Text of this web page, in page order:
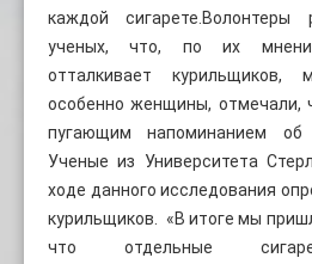
каждой сигарете.Волонтеры
ученых, что, по их
отталкивает курильщиков,
особенно женщины, отмечали,
пугающим напоминанием об
Ученые из Университета
ходе данного исследования
курильщиков. «В итоге мы
что отдельные